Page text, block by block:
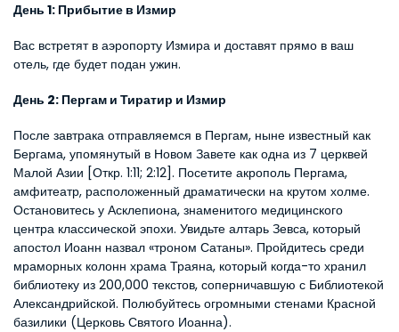
День 1: Прибытие в Измир
Вас встретят в аэропорту Измира и доставят прямо в ваш
отель, где будет подан ужин.
День 2: Пергам и Тиратир и Измир
После завтрака отправляемся в Пергам, ныне известный как
Бергама, упомянутый в Новом Завете как одна из 7 церквей
Малой Азии [Откр. 1:11; 2:12]. Посетите акрополь Пергама,
амфитеатр, расположенный драматически на крутом холме.
Остановитесь у Асклепиона, знаменитого медицинского
центра классической эпохи. Увидьте алтарь Зевса, который
апостол Иоанн назвал «троном Сатаны». Пройдитесь среди
мраморных колонн храма Траяна, который когда-то хранил
библиотеку из 200,000 текстов, соперничавшую с Библиотекой
Александрийской. Полюбуйтесь огромными стенами Красной
базилики (Церковь Святого Иоанна).